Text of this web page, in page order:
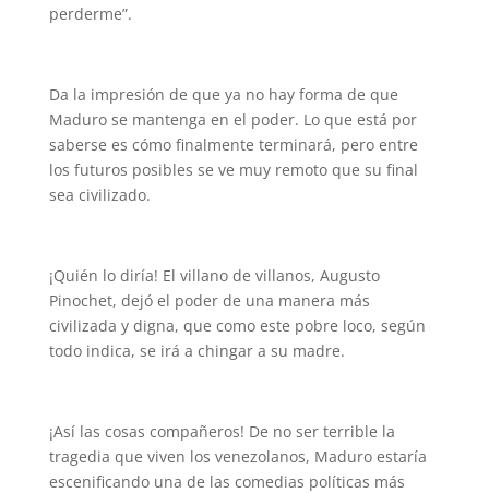
perderme”.
Da la impresión de que ya no hay forma de que
Maduro se mantenga en el poder. Lo que está por
saberse es cómo finalmente terminará, pero entre
los futuros posibles se ve muy remoto que su final
sea civilizado.
¡Quién lo diría! El villano de villanos, Augusto
Pinochet, dejó el poder de una manera más
civilizada y digna, que como este pobre loco, según
todo indica, se irá a chingar a su madre.
¡Así las cosas compañeros! De no ser terrible la
tragedia que viven los venezolanos, Maduro estaría
escenificando una de las comedias políticas más